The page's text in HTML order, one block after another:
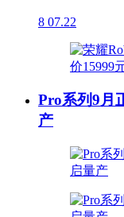
8 07.22
Pro系列9月
产